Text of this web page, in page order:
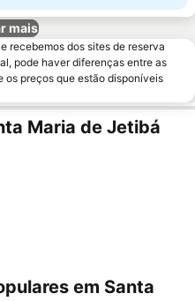
mais
recebemos dos sites de reserva
pode haver diferenças entre as
os preços que estão disponíveis
Maria de Jetibá
em Santa